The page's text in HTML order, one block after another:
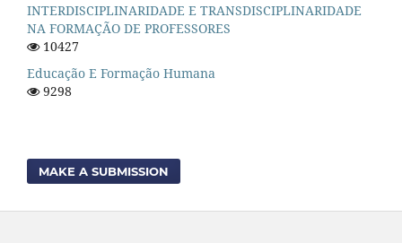
INTERDISCIPLINARIDADE E TRANSDISCIPLINARIDADE
NA FORMAÇÃO DE PROFESSORES
10427
Educação E Formação Humana
9298
MAKE A SUBMISSION